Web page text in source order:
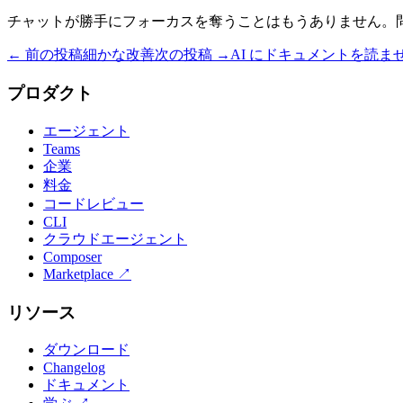
チャットが勝手にフォーカスを奪うことはもうありません。
← 前の投稿細かな改善次の投稿 →AI にドキュメントを読ま
プロダクト
エージェント
Teams
企業
料金
コードレビュー
CLI
クラウドエージェント
Composer
Marketplace ↗
リソース
ダウンロード
Changelog
ドキュメント